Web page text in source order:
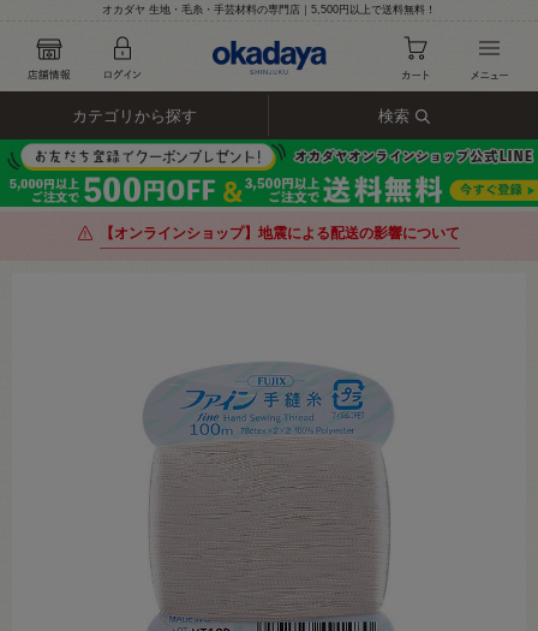
オカダヤ 生地・毛糸・手芸材料の専門店｜5,500円以上で送料無料！
カテゴリから探す 検索
【オンラインショップ】地震による配送の影響について